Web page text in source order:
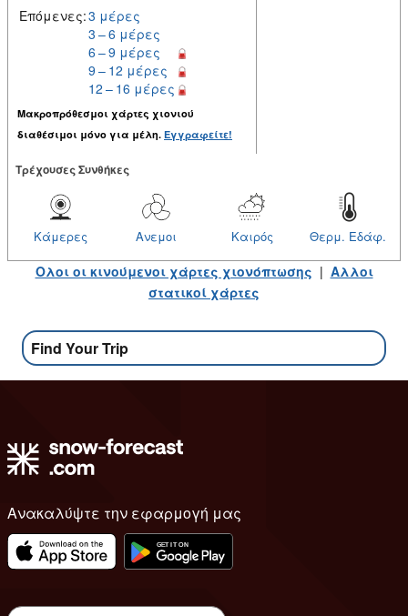
Επόμενες:3 μέρες
3 – 6 μέρες
6 – 9 μέρες
9 – 12 μέρες
12 – 16 μέρες
Μακροπρόθεσμοι χάρτες χιονιού
διαθέσιμοι μόνο για μέλη. Εγγραφείτε!
Tρέχουσες Συνθήκες
Θερμ. Εδάφ.
Καιρός
Ανεμοι
Κάμερες
Ολοι οι κινούμενοι χάρτες χιονόπτωσης | Αλλοι
στατικοί χάρτες
Find Your Trip
Ανακαλύψτε την εφαρμογή μας